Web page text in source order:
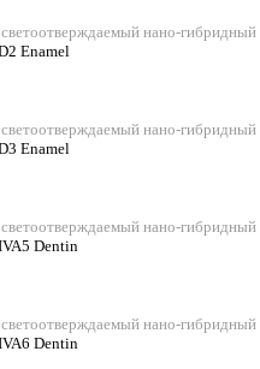
нано-гибридный
Enamel
нано-гибридный
Enamel
нано-гибридный
Dentin
нано-гибридный
Dentin